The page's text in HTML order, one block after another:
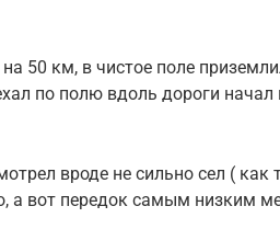
50 км, в чистое поле
по полю вдоль дороги начал
вроде не сильно сел ( как
а вот передок самым низким